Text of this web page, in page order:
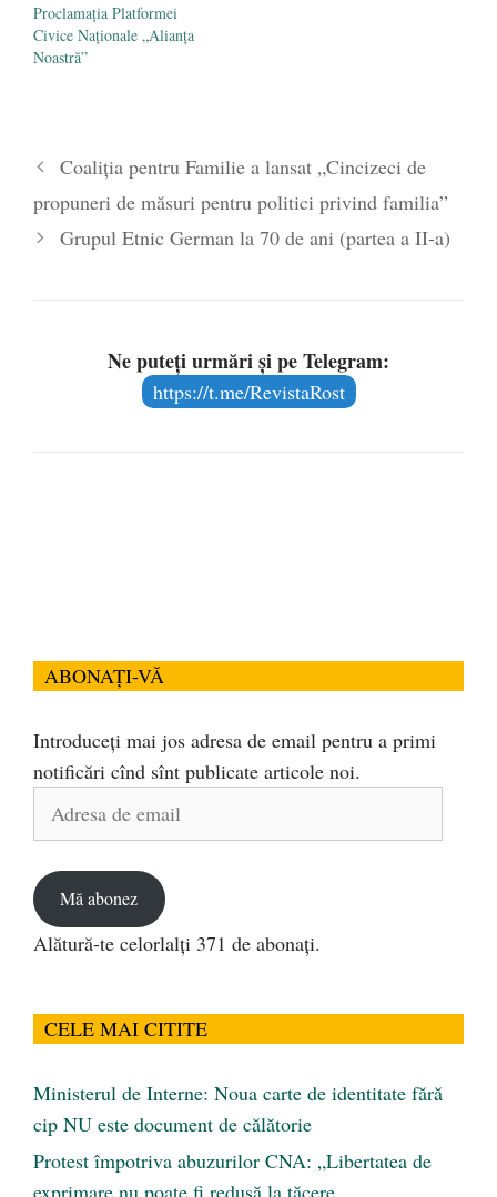
Proclamaţia Platformei
Civice Naţionale „Alianţa
Noastră”
Coaliția pentru Familie a lansat „Cincizeci de
propuneri de măsuri pentru politici privind familia”
Grupul Etnic German la 70 de ani (partea a II-a)
Ne puteți urmări și pe Telegram:
https://t.me/RevistaRost
ABONAȚI-VĂ
Introduceți mai jos adresa de email pentru a primi
notificări cînd sînt publicate articole noi.
Mă abonez
Alătură-te celorlalți 371 de abonați.
CELE MAI CITITE
Ministerul de Interne: Noua carte de identitate fără
cip NU este document de călătorie
Protest împotriva abuzurilor CNA: „Libertatea de
exprimare nu poate fi redusă la tăcere